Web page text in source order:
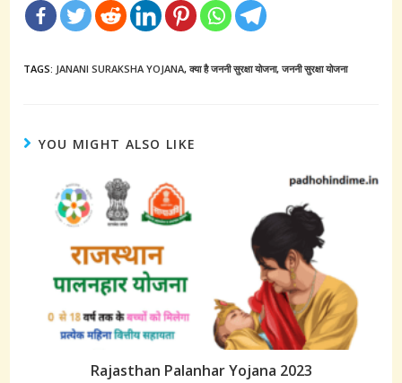
TAGS: JANANI SURAKSHA YOJANA, क्या है जननी सुरक्षा योजना, जननी सुरक्षा योजना
YOU MIGHT ALSO LIKE
Rajasthan Palanhar Yojana 2023